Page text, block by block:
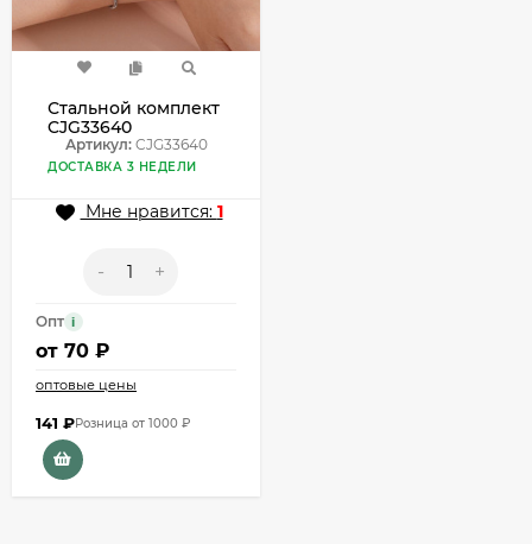
Стальной комплект
CJG33640
Артикул:CJG33640
ДОСТАВКА 3 НЕДЕЛИ
Мне нравится: 1
- +
Опт i
от 70 ₽
оптовые цены
141 ₽Розница от 1000 ₽